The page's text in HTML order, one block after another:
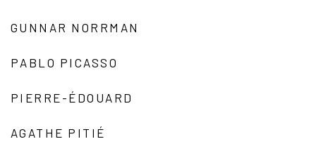
GUNNAR NORRMAN
PABLO PICASSO
PIERRE-ÉDOUARD
AGATHE PITIÉ